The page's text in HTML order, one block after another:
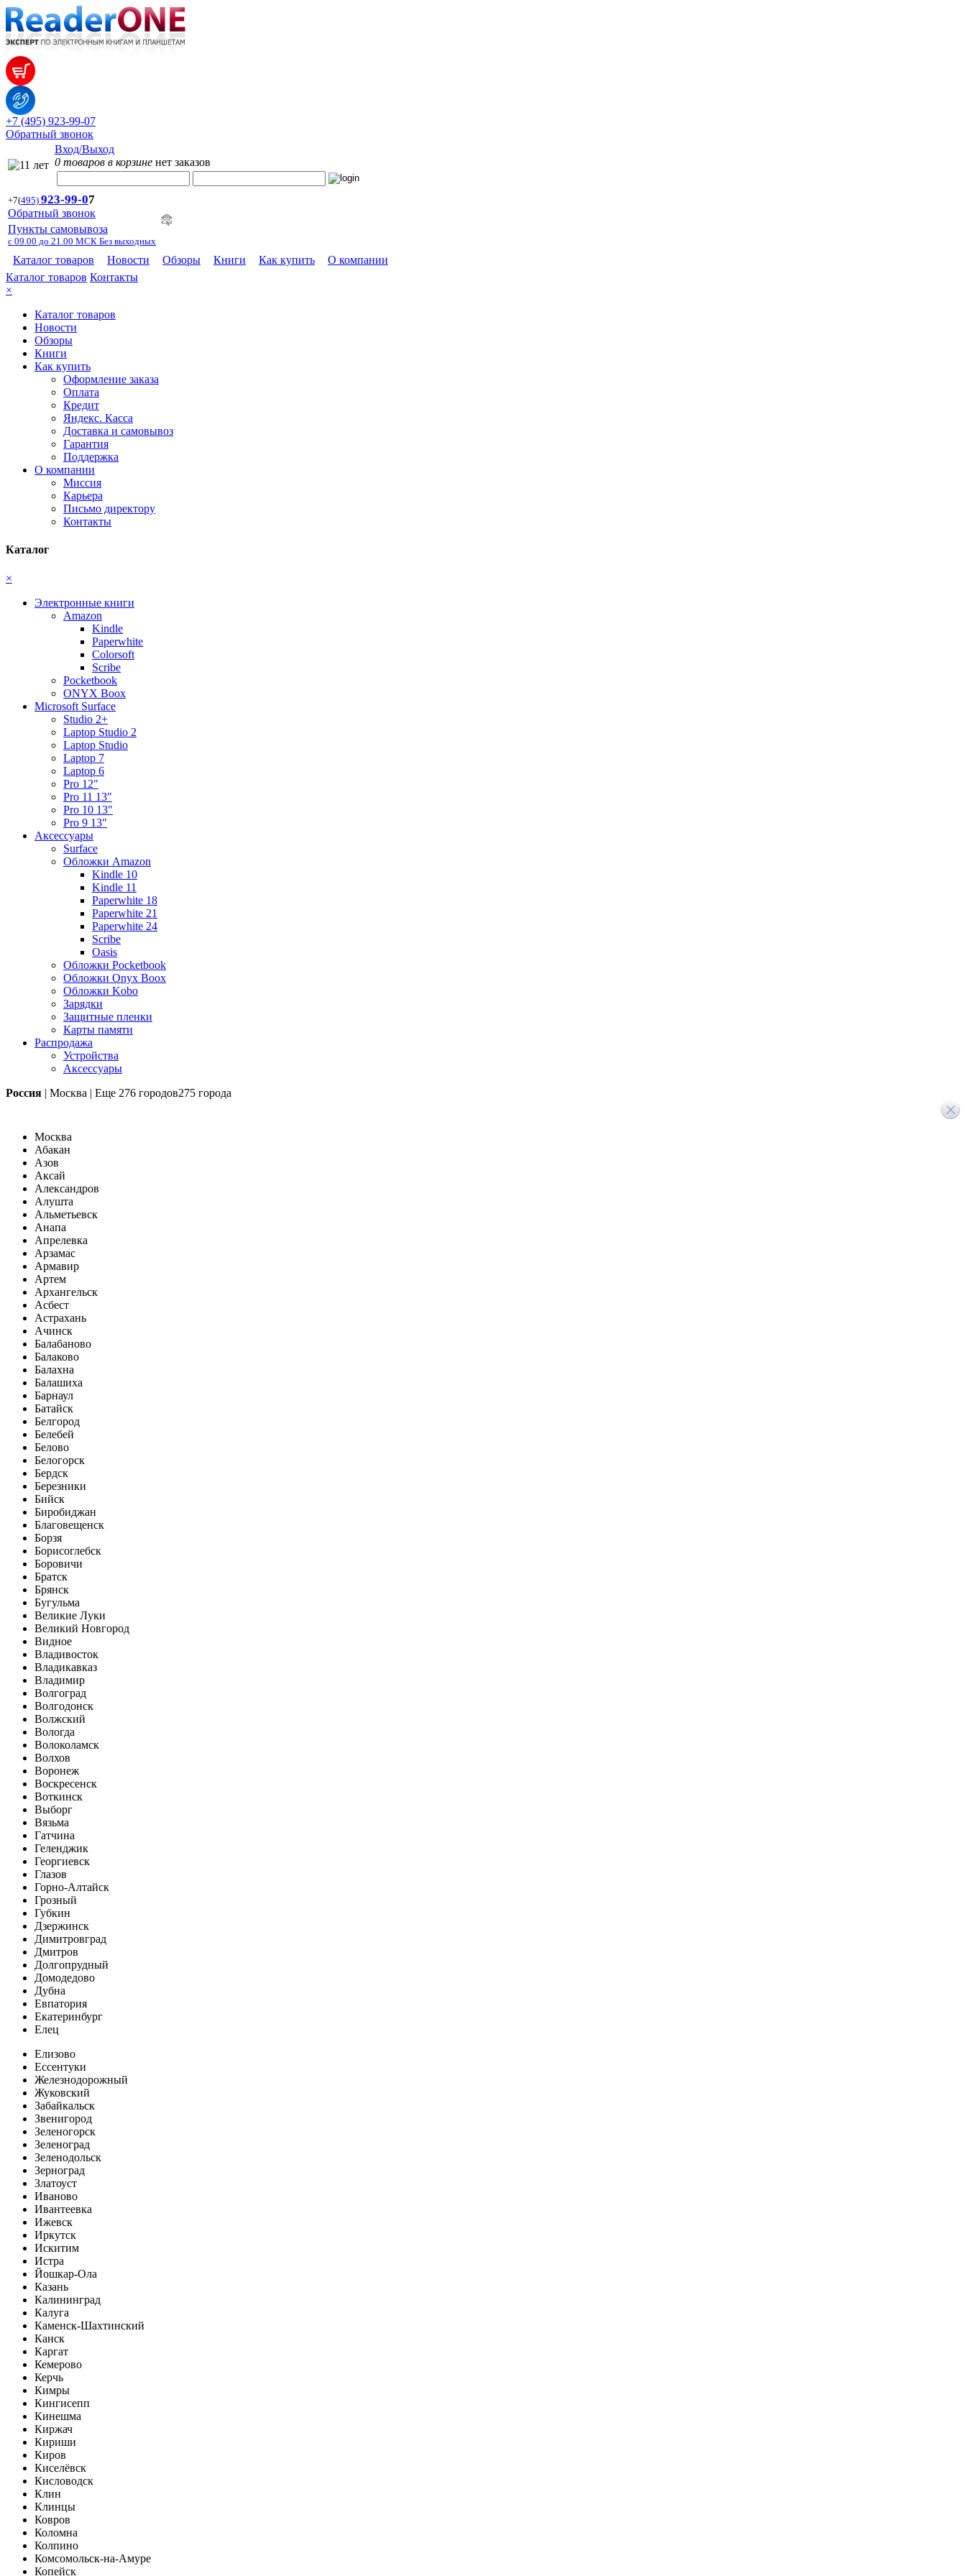
+7 (495) 923-99-07
Обратный звонок
Вход/Выход
0 товаров в корзине нет заказов
+7(495) 923-99-07
Обратный звонок
Пункты самовывоза
с 09.00 до 21.00 МСК Без выходных
Каталог товаров Новости Обзоры Книги Как купить
О компании
Каталог товаров Контакты
×
Каталог товаров
Новости
Обзоры
Книги
Как купить
Оформление заказа
Оплата
Кредит
Яндекс. Касса
Доставка и самовывоз
Гарантия
Поддержка
О компании
Миссия
Карьера
Письмо директору
Контакты
Каталог
×
Электронные книги
Amazon
Kindle
Paperwhite
Colorsoft
Scribe
Pocketbook
ONYX Boox
Microsoft Surface
Studio 2+
Laptop Studio 2
Laptop Studio
Laptop 7
Laptop 6
Pro 12"
Pro 11 13"
Pro 10 13"
Pro 9 13"
Аксессуары
Surface
Обложки Amazon
Kindle 10
Kindle 11
Paperwhite 18
Paperwhite 21
Paperwhite 24
Scribe
Oasis
Обложки Pocketbook
Обложки Onyx Boox
Обложки Kobo
Зарядки
Защитные пленки
Карты памяти
Распродажа
Устройства
Аксессуары
Россия | Москва | Еще 276 городов275 города
Москва
Абакан
Азов
Аксай
Александров
Алушта
Альметьевск
Анапа
Апрелевка
Арзамас
Армавир
Артем
Архангельск
Асбест
Астрахань
Ачинск
Балабаново
Балаково
Балахна
Балашиха
Барнаул
Батайск
Белгород
Белебей
Белово
Белогорск
Бердск
Березники
Бийск
Биробиджан
Благовещенск
Борзя
Борисоглебск
Боровичи
Братск
Брянск
Бугульма
Великие Луки
Великий Новгород
Видное
Владивосток
Владикавказ
Владимир
Волгоград
Волгодонск
Волжский
Вологда
Волоколамск
Волхов
Воронеж
Воскресенск
Воткинск
Выборг
Вязьма
Гатчина
Геленджик
Георгиевск
Глазов
Горно-Алтайск
Грозный
Губкин
Дзержинск
Димитровград
Дмитров
Долгопрудный
Домодедово
Дубна
Евпатория
Екатеринбург
Елец
Елизово
Ессентуки
Железнодорожный
Жуковский
Забайкальск
Звенигород
Зеленогорск
Зеленоград
Зеленодольск
Зерноград
Златоуст
Иваново
Ивантеевка
Ижевск
Иркутск
Искитим
Истра
Йошкар-Ола
Казань
Калининград
Калуга
Каменск-Шахтинский
Канск
Каргат
Кемерово
Керчь
Кимры
Кингисепп
Кинешма
Киржач
Кириши
Киров
Киселёвск
Кисловодск
Клин
Клинцы
Ковров
Коломна
Колпино
Комсомольск-на-Амуре
Копейск